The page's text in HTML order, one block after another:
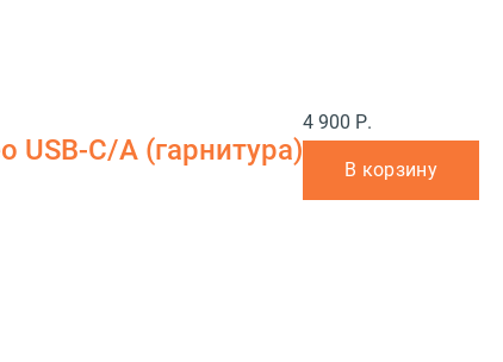
USB-C/A (гарнитура)
4 900 Р.
В корзину